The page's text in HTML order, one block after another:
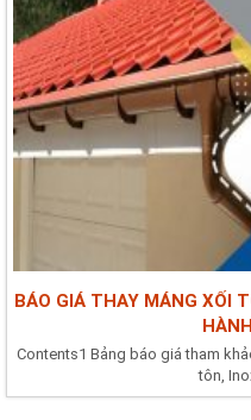
BÁO GIÁ THAY MÁNG XỐI
Contents1 Bảng báo giá tham
tôn,